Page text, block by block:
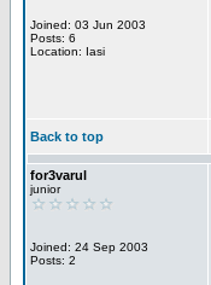
Joined: 03 Jun 2003
Posts: 6
Location: Iasi
Back to top
for3varul
junior
Joined: 24 Sep 2003
Posts: 2